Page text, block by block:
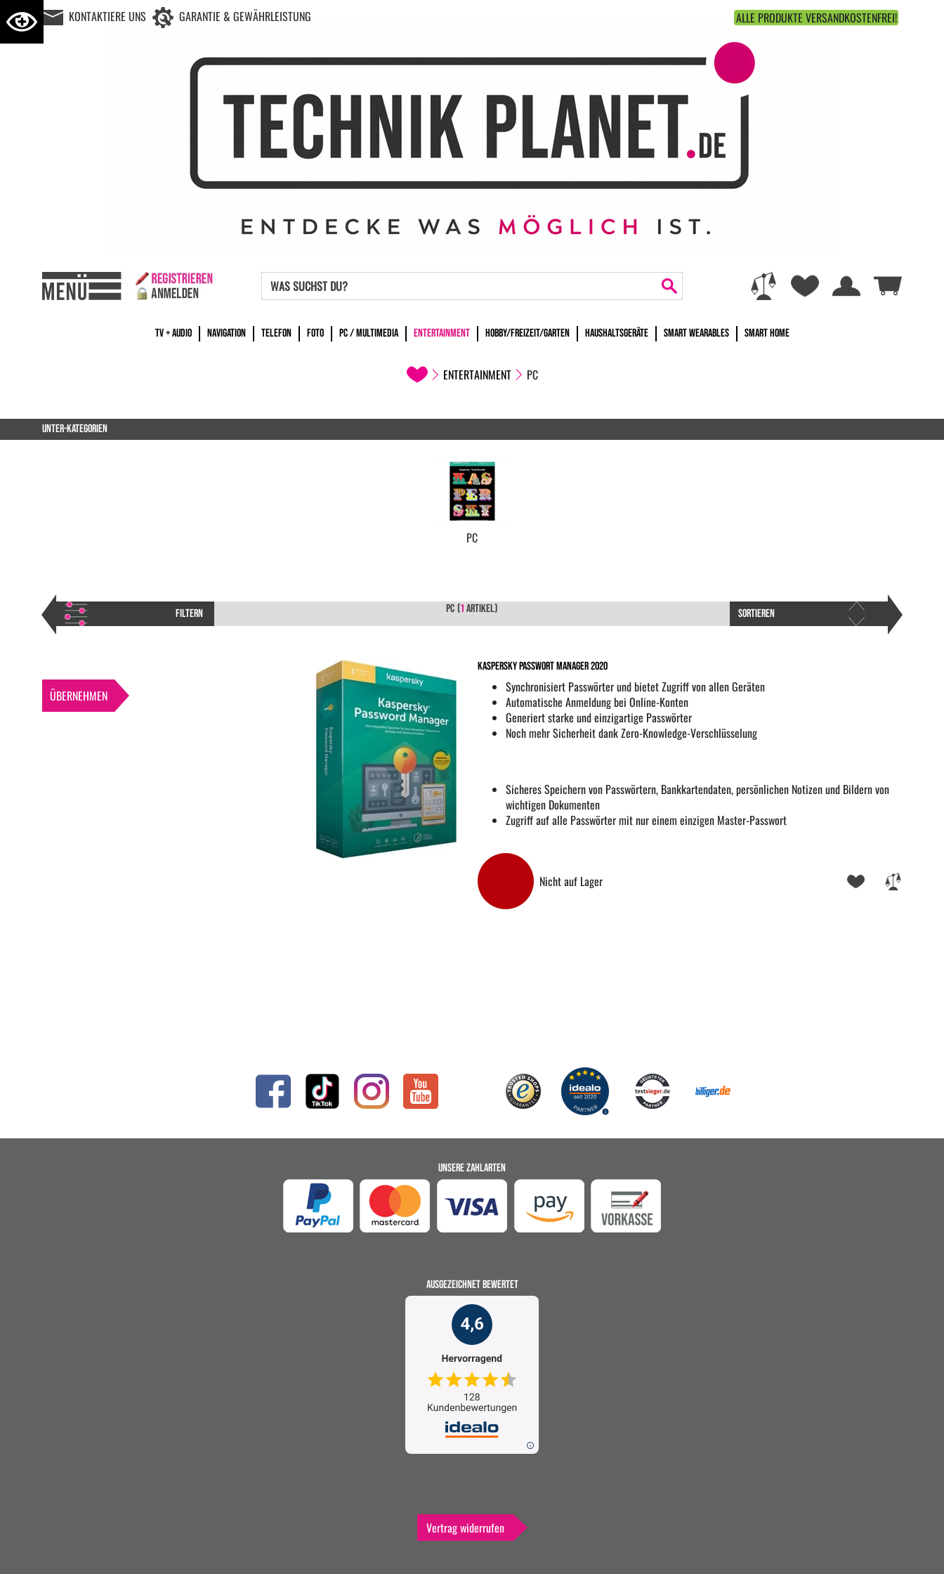
KONTAKTIERE UNS GARANTIE & GEWÄHRLEISTUNG ALLE PRODUKTE VERSANDKOSTENFREI!
TV + AUDIO NAVIGATION TELEFON FOTO PC / MULTIMEDIA ENTERTAINMENT HOBBY/FREIZEIT/GARTEN HAUSHALTSGERÄTE SMART WEARABLES SMART HOME
ENTERTAINMENT PC
UNTER-KATEGORIEN
PC
FILTERN PC (1 ARTIKEL) SORTIEREN
ÜBERNEHMEN
Kaspersky Passwort Manager 2020
Synchronisiert Passwörter und bietet Zugriff von allen Geräten
Automatische Anmeldung bei Online-Konten
Generiert starke und einzigartige Passwörter
Noch mehr Sicherheit dank Zero-Knowledge-Verschlüsselung
Sicheres Speichern von Passwörtern, Bankkartendaten, persönlichen Notizen und Bildern von
wichtigen Dokumenten
Zugriff auf alle Passwörter mit nur einem einzigen Master-Passwort
Nicht auf Lager
UNSERE ZAHLARTEN
AUSGEZEICHNET BEWERTET
Vertrag widerrufen